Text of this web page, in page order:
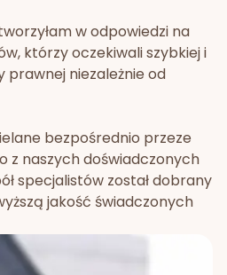
w odpowiedzi na
którzy oczekiwali szybkiej i
niezależnie od
bezpośrednio przeze
z naszych doświadczonych
specjalistów został dobrany
jakość świadczonych